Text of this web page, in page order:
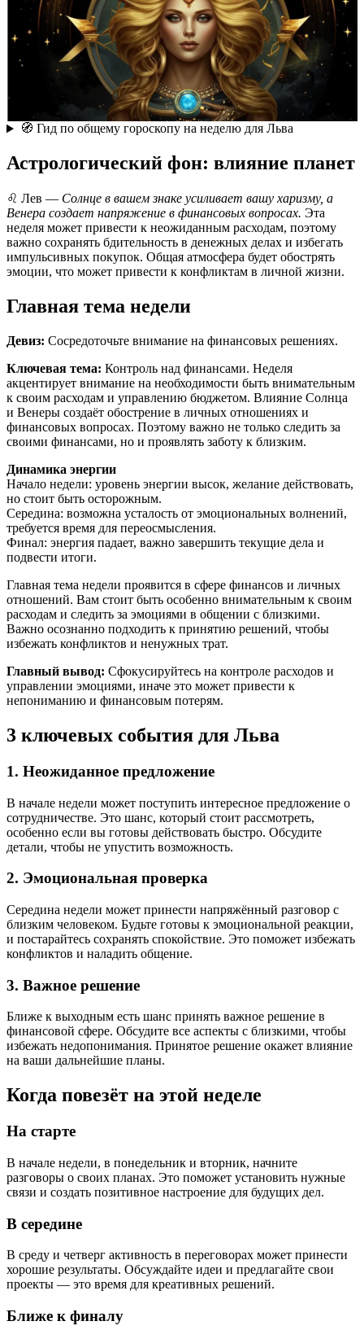
🧭 Гид по общему гороскопу на неделю для Льва
Астрологический фон: влияние планет
♌ Лев — Солнце в вашем знаке усиливает вашу харизму, а
Венера создает напряжение в финансовых вопросах. Эта
неделя может привести к неожиданным расходам, поэтому
важно сохранять бдительность в денежных делах и избегать
импульсивных покупок. Общая атмосфера будет обострять
эмоции, что может привести к конфликтам в личной жизни.
Главная тема недели
Девиз: Сосредоточьте внимание на финансовых решениях.
Ключевая тема: Контроль над финансами. Неделя
акцентирует внимание на необходимости быть внимательным
к своим расходам и управлению бюджетом. Влияние Солнца
и Венеры создаёт обострение в личных отношениях и
финансовых вопросах. Поэтому важно не только следить за
своими финансами, но и проявлять заботу к близким.
Динамика энергии
Начало недели: уровень энергии высок, желание действовать,
но стоит быть осторожным.
Середина: возможна усталость от эмоциональных волнений,
требуется время для переосмысления.
Финал: энергия падает, важно завершить текущие дела и
подвести итоги.
Главная тема недели проявится в сфере финансов и личных
отношений. Вам стоит быть особенно внимательным к своим
расходам и следить за эмоциями в общении с близкими.
Важно осознанно подходить к принятию решений, чтобы
избежать конфликтов и ненужных трат.
Главный вывод: Сфокусируйтесь на контроле расходов и
управлении эмоциями, иначе это может привести к
непониманию и финансовым потерям.
3 ключевых события для Льва
1. Неожиданное предложение
В начале недели может поступить интересное предложение о
сотрудничестве. Это шанс, который стоит рассмотреть,
особенно если вы готовы действовать быстро. Обсудите
детали, чтобы не упустить возможность.
2. Эмоциональная проверка
Середина недели может принести напряжённый разговор с
близким человеком. Будьте готовы к эмоциональной реакции,
и постарайтесь сохранять спокойствие. Это поможет избежать
конфликтов и наладить общение.
3. Важное решение
Ближе к выходным есть шанс принять важное решение в
финансовой сфере. Обсудите все аспекты с близкими, чтобы
избежать недопонимания. Принятое решение окажет влияние
на ваши дальнейшие планы.
Когда повезёт на этой неделе
На старте
В начале недели, в понедельник и вторник, начните
разговоры о своих планах. Это поможет установить нужные
связи и создать позитивное настроение для будущих дел.
В середине
В среду и четверг активность в переговорах может принести
хорошие результаты. Обсуждайте идеи и предлагайте свои
проекты — это время для креативных решений.
Ближе к финалу